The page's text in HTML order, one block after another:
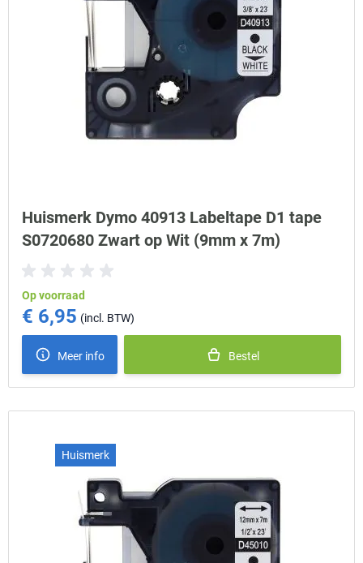
Huismerk Dymo 40913 Labeltape D1 tape
S0720680 Zwart op Wit (9mm x 7m)
Op voorraad
€ 6,95
Meer info Bestel
Huismerk